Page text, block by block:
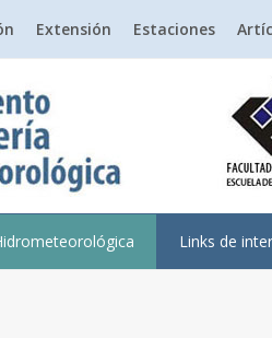
Extensión Estaciones
Links de